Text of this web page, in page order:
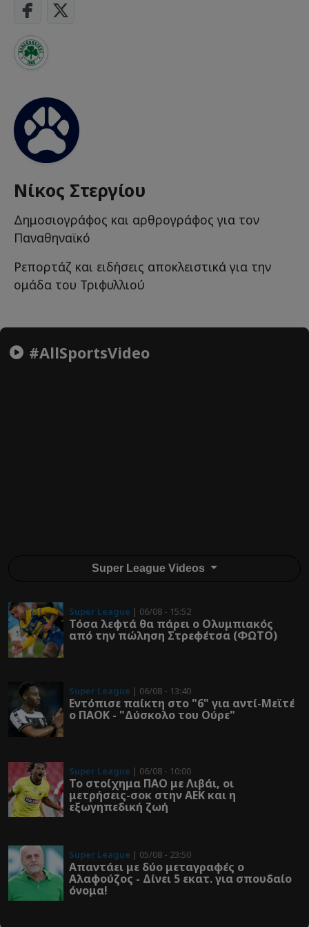
Νίκος Στεργίου
Δημοσιογράφος και αρθρογράφος για τον
Παναθηναϊκό
Ρεπορτάζ και ειδήσεις αποκλειστικά για την
ομάδα του Τριφυλλιού
#AllSportsVideo
Super League Videos
Super League | 06/08 - 15:52
Τόσα λεφτά θα πάρει ο Ολυμπιακός
από την πώληση Στρεφέτσα (ΦΩΤΟ)
Super League | 06/08 - 13:40
Εντόπισε παίκτη στο "6" για αντί-Μεϊτέ
ο ΠΑΟΚ - "Δύσκολο του Ούρε"
Super League | 06/08 - 10:00
Το στοίχημα ΠΑΟ με Λιβάι, οι
μετρήσεις-σοκ στην ΑΕΚ και η
εξωγηπεδική ζωή
Super League | 05/08 - 23:50
Απαντάει με δύο μεταγραφές ο
Αλαφούζος - Δίνει 5 εκατ. για σπουδαίο
όνομα!